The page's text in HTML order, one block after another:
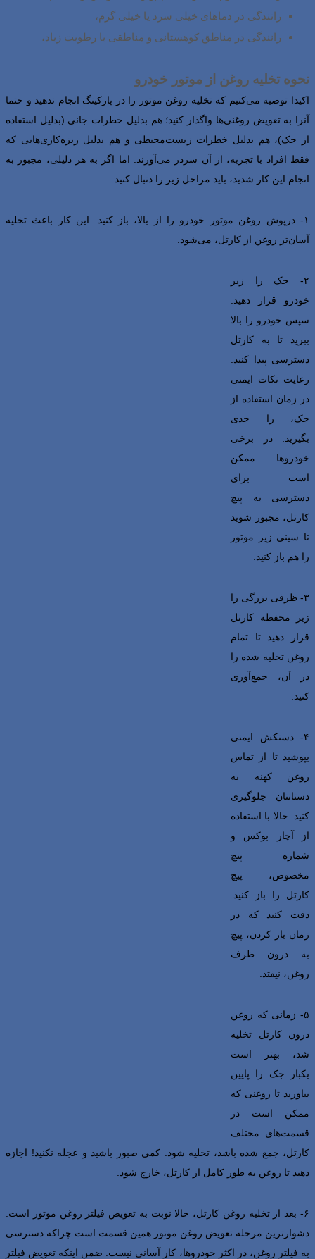
رانندگی در دماهای خیلی سرد یا خیلی گرم،
رانندگی در مناطق کوهستانی و مناطقی با رطوبت زیاد،
نحوه تخلیه روغن از موتور خودرو
اکیدا توصیه می‌کنیم که تخلیه روغن موتور را در پارکینگ انجام ندهید و حتما
آنرا به تعویض روغنی‌ها واگذار کنید؛ هم بدلیل خطرات جانی (بدلیل استفاده
از جک)، هم بدلیل خطرات زیست‌محیطی و هم بدلیل ریزه‌کاری‌هایی که
فقط افراد با تجربه، از آن سردر می‌آورند. اما اگر به هر دلیلی، مجبور به
انجام این کار شدید، باید مراحل زیر را دنبال کنید:
۱- درپوش روغن موتور خودرو را از بالا، باز کنید. این کار باعث تخلیه
آسان‌تر روغن از کارتل، می‌شود.
۲- جک را زیر
خودرو قرار دهید.
سپس خودرو را بالا
ببرید تا به کارتل
دسترسی پیدا کنید.
رعایت نکات ایمنی
در زمان استفاده از
جک، را جدی
بگیرید. در برخی
خودروها ممکن
است برای
دسترسی به پیچ
کارتل، مجبور شوید
تا سینی زیر موتور
را هم باز کنید.
۳- ظرفی بزرگی را
زیر محفظه کارتل
قرار دهید تا تمام
روغن تخلیه شده را
در آن، جمع‌آوری
کنید.
۴- دستکش ایمنی
بپوشید تا از تماس
روغن کهنه به
دستانتان جلوگیری
کنید. حالا با استفاده
از آچار بوکس و
شماره پیچ
مخصوص، پیچ
کارتل را باز کنید.
دقت کنید که در
زمان باز کردن، پیچ
به درون ظرف
روغن، نیفتد.
۵- زمانی که روغن
درون کارتل تخلیه
شد، بهتر است
یکبار جک را پایین
بیاورید تا روغنی که
ممکن است در
قسمت‌های مختلف
کارتل، جمع شده باشد، تخلیه شود. کمی صبور باشید و عجله نکنید! اجازه
دهید تا روغن به طور کامل از کارتل، خارج شود.
۶- بعد از تخلیه روغن کارتل، حالا نوبت به تعویض فیلتر روغن موتور است.
دشوارترین مرحله تعویض روغن موتور همین قسمت است چراکه دسترسی
به فیلتر روغن، در اکثر خودروها، کار آسانی نیست. ضمن اینکه تعویض فیلتر